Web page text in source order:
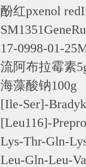
酚红pxenol
17-0998-01-
流阿布拉霉素
海藻酸钠100g
[Ile-Ser]-
[Leu116]-
Lys-Thr-Gln-
Leu-Gln-Leu-